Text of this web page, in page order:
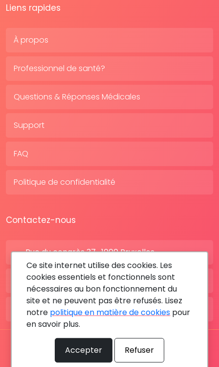
Liens rapides
À propos
Professionnel de santé?
Questions & Réponses Médicales
Support
FAQ
Politique de confidentialité
Contactez-nous
Rue du congrès 37 , 1000 Bruxelles
BE: +32 28080227
FR: +33 183642895
Tous les droits sont réservés © 2026 RDV MÉDICAL By
MediaSatCom
Ce site internet utilise des cookies. Les
cookies essentiels et fonctionnels sont
nécessaires au bon fonctionnement du
site et ne peuvent pas être refusés. Lisez
notre politique en matière de cookies pour
en savoir plus.
Accepter Refuser